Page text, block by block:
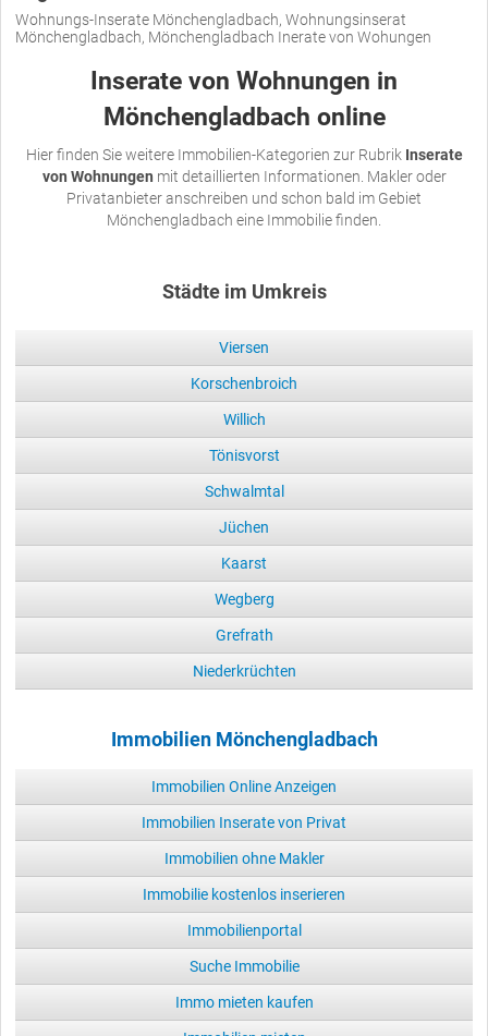
Wohnungs-Inserate Mönchengladbach, Wohnungsinserat
Mönchengladbach, Mönchengladbach Inerate von Wohungen
Inserate von Wohnungen in
Mönchengladbach online
Hier finden Sie weitere Immobilien-Kategorien zur Rubrik Inserate
von Wohnungen mit detaillierten Informationen. Makler oder
Privatanbieter anschreiben und schon bald im Gebiet
Mönchengladbach eine Immobilie finden.
Städte im Umkreis
Viersen
Korschenbroich
Willich
Tönisvorst
Schwalmtal
Jüchen
Kaarst
Wegberg
Grefrath
Niederkrüchten
Immobilien Mönchengladbach
Immobilien Online Anzeigen
Immobilien Inserate von Privat
Immobilien ohne Makler
Immobilie kostenlos inserieren
Immobilienportal
Suche Immobilie
Immo mieten kaufen